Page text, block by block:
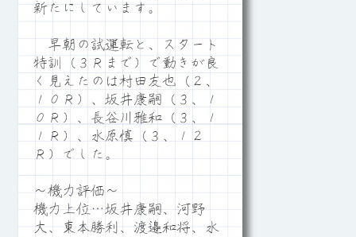
新たにしています。
早朝の試運転と、スタート
特訓（３Ｒまで）で動きが良
く見えたのは村田友也（２、
１０Ｒ）、坂井康嗣（３、１
０Ｒ）、長谷川雅和（３、１
１Ｒ）、水原慎（３、１２
Ｒ）でした。
～機力評価～
機力上位…坂井康嗣、河野
大、東本勝利、渡邉和将、水